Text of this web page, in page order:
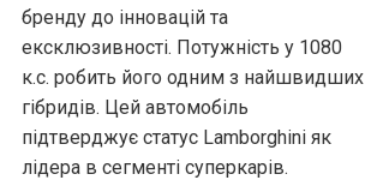
бренду до інновацій та
ексклюзивності. Потужність у 1080
к.с. робить його одним з найшвидших
гібридів. Цей автомобіль
підтверджує статус Lamborghini як
лідера в сегменті суперкарів.